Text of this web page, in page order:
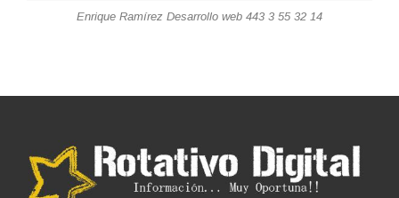
Enrique Ramírez Desarrollo web 443 3 55 32 14